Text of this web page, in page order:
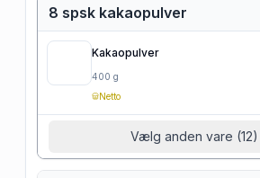
8 spsk kakaopulver
Kakaopulver
400 g
Netto
Vælg anden vare (12)